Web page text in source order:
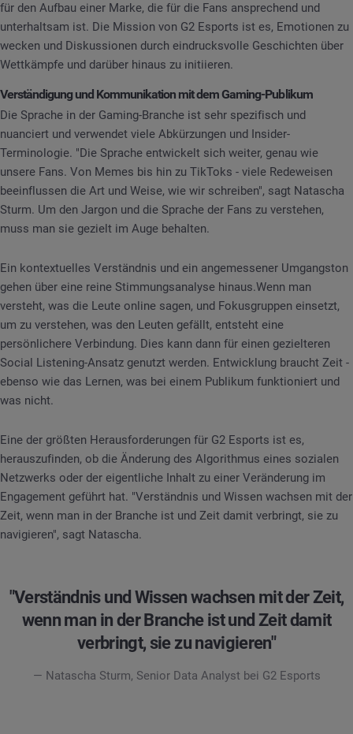
für den Aufbau einer Marke, die für die Fans ansprechend und
unterhaltsam ist. Die Mission von G2 Esports ist es, Emotionen zu
wecken und Diskussionen durch eindrucksvolle Geschichten über
Wettkämpfe und darüber hinaus zu initiieren.
Verständigung und Kommunikation mit dem Gaming-Publikum
Die Sprache in der Gaming-Branche ist sehr spezifisch und
nuanciert und verwendet viele Abkürzungen und Insider-
Terminologie. "Die Sprache entwickelt sich weiter, genau wie
unsere Fans. Von Memes bis hin zu TikToks - viele Redeweisen
beeinflussen die Art und Weise, wie wir schreiben", sagt Natascha
Sturm. Um den Jargon und die Sprache der Fans zu verstehen,
muss man sie gezielt im Auge behalten.
Ein kontextuelles Verständnis und ein angemessener Umgangston
gehen über eine reine Stimmungsanalyse hinaus.Wenn man
versteht, was die Leute online sagen, und Fokusgruppen einsetzt,
um zu verstehen, was den Leuten gefällt, entsteht eine
persönlichere Verbindung. Dies kann dann für einen gezielteren
Social Listening-Ansatz genutzt werden. Entwicklung braucht Zeit -
ebenso wie das Lernen, was bei einem Publikum funktioniert und
was nicht.
Eine der größten Herausforderungen für G2 Esports ist es,
herauszufinden, ob die Änderung des Algorithmus eines sozialen
Netzwerks oder der eigentliche Inhalt zu einer Veränderung im
Engagement geführt hat. "Verständnis und Wissen wachsen mit der
Zeit, wenn man in der Branche ist und Zeit damit verbringt, sie zu
navigieren", sagt Natascha.
"Verständnis und Wissen wachsen mit der Zeit,
wenn man in der Branche ist und Zeit damit
verbringt, sie zu navigieren"
— Natascha Sturm, Senior Data Analyst bei G2 Esports